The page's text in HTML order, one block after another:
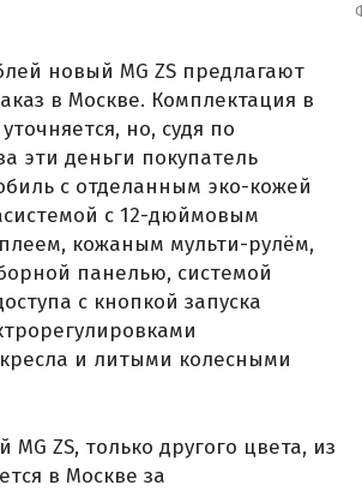
новый MG ZS предлагают
в Москве. Комплектация в
но, судя по
эти деньги покупатель
с отделанным эко-кожей
с 12-дюймовым
кожаным мульти-рулём,
панелью, системой
с кнопкой запуска
кресла и литыми колесными
ZS, только другого цвета, из
в Москве за